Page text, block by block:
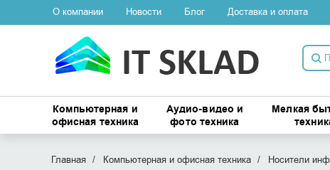
О компании Новости Блог Доставка и оплата
Компьютерная и
офисная техника
Аудио-видео и
фото техника
Мелкая
Главная Компьютерная и офисная техника Носители